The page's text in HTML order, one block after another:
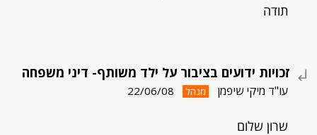
תודה
זכויות ידועים בציבור על ילד משותף- דיני משפחה
עו"ד מיקי שיפמן מנהל 22/06/08
שרון שלום